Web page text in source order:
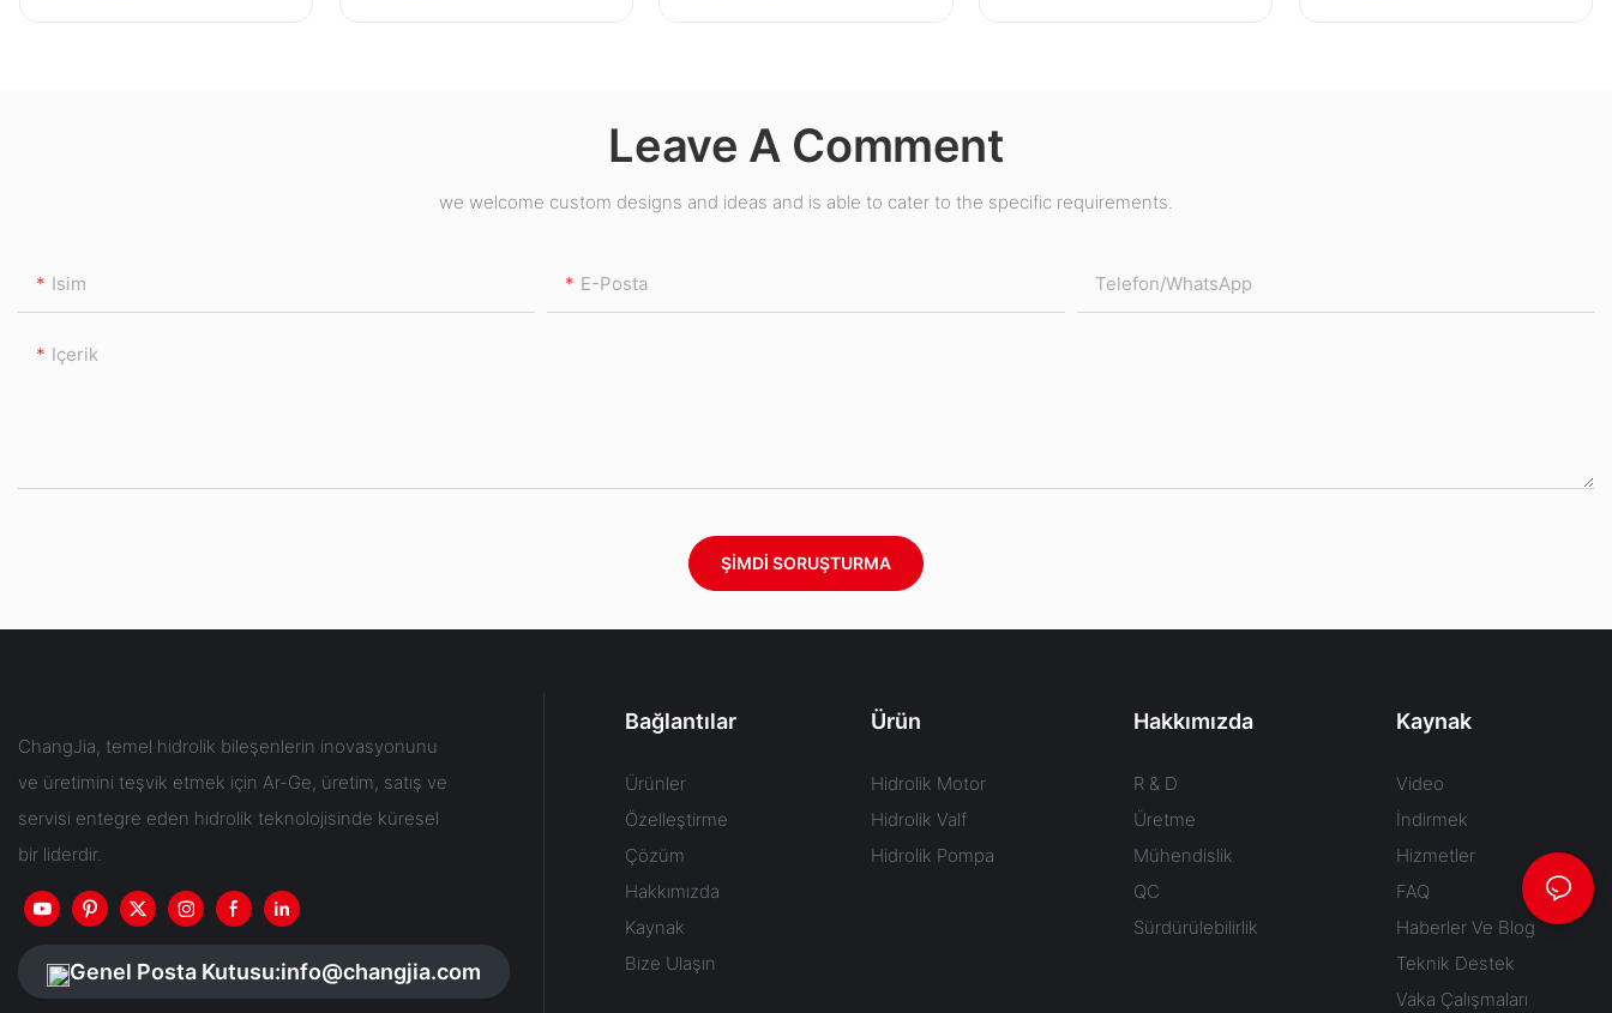
Leave A Comment
we welcome custom designs and ideas and is able to cater to the specific requirements.
Isim E-Posta Telefon/WhatsApp
Içerik
ŞIMDI SORUŞTURMA
ChangJia, temel hidrolik bileşenlerin inovasyonunu
ve üretimini teşvik etmek için Ar-Ge, üretim, satış ve
servisi entegre eden hidrolik teknolojisinde küresel
bir liderdir.
Genel Posta Kutusu:info@changjia.com
Bağlantılar
Ürünler
Özelleştirme
Çözüm
Hakkımızda
Kaynak
Bize Ulaşın
Ürün
Hidrolik Motor
Hidrolik Valf
Hidrolik Pompa
Hakkımızda
R & D
Üretme
Mühendislik
QC
Sürdürülebilirlik
Kaynak
Video
İndirmek
Hizmetler
FAQ
Haberler Ve Blog
Teknik Destek
Vaka Çalışmaları